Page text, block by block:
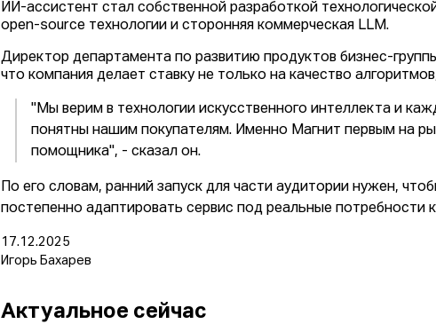
ИИ-ассистент стал собственной разработкой
open-source технологии и сторонняя коммерческая LLM.
Директор департамента по развитию продуктов бизнес-
что компания делает ставку не только на качество
"Мы верим в технологии искусственного интеллекта и
понятны нашим покупателям. Именно Магнит первым на
помощника", - сказал он.
По его словам, ранний запуск для части аудитории нужен,
постепенно адаптировать сервис под реальные потребности
17.12.2025
Игорь Бахарев
Актуальное сейчас